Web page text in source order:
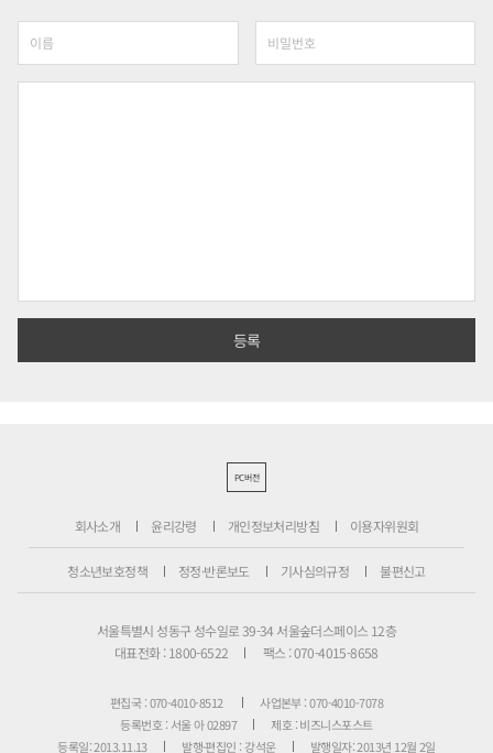
PC버전
회사소개 윤리강령 개인정보처리방침 이용자위원회
청소년보호정책 정정·반론보도 기사심의규정 불편신고
서울특별시 성동구 성수일로 39-34 서울숲더스페이스 12층
대표전화 : 1800-6522
팩스 : 070-4015-8658
편집국 : 070-4010-8512
사업본부 : 070-4010-7078
등록번호 : 서울 아 02897
제호 : 비즈니스포스트
등록일: 2013.11.13
발행·편집인 : 강석운 발행일자: 2013년 12월 2일